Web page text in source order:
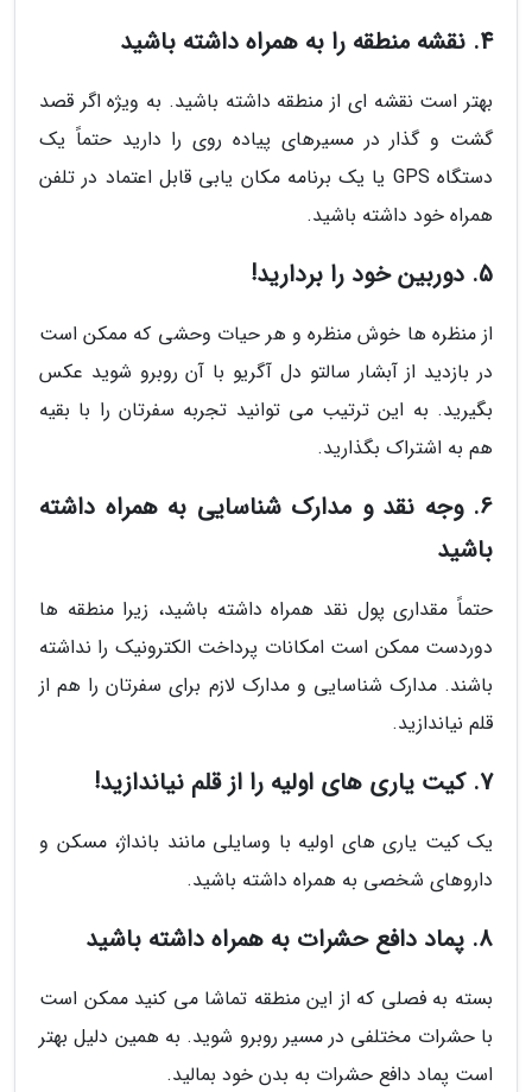
4. نقشه منطقه را به همراه داشته باشید
بهتر است نقشه ای از منطقه داشته باشید. به ویژه اگر قصد
گشت و گذار در مسیرهای پیاده روی را دارید حتماً یک
دستگاه GPS یا یک برنامه مکان یابی قابل اعتماد در تلفن
همراه خود داشته باشید.
5. دوربین خود را بردارید!
از منظره ها خوش منظره و هر حیات وحشی که ممکن است
در بازدید از آبشار سالتو دل آگریو با آن روبرو شوید عکس
بگیرید. به این ترتیب می توانید تجربه سفرتان را با بقیه
هم به اشتراک بگذارید.
6. وجه نقد و مدارک شناسایی به همراه داشته
باشید
حتماً مقداری پول نقد همراه داشته باشید، زیرا منطقه ها
دوردست ممکن است امکانات پرداخت الکترونیک را نداشته
باشند. مدارک شناسایی و مدارک لازم برای سفرتان را هم از
قلم نیاندازید.
7. کیت یاری های اولیه را از قلم نیاندازید!
یک کیت یاری های اولیه با وسایلی مانند بانداژ، مسکن و
داروهای شخصی به همراه داشته باشید.
8. پماد دافع حشرات به همراه داشته باشید
بسته به فصلی که از این منطقه تماشا می کنید ممکن است
با حشرات مختلفی در مسیر روبرو شوید. به همین دلیل بهتر
است پماد دافع حشرات به بدن خود بمالید.